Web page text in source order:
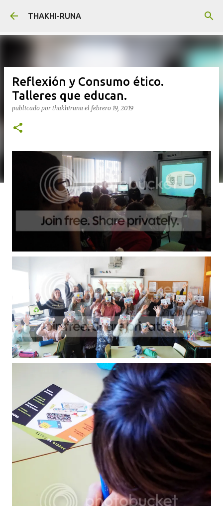
Ir al contenido principal
THAKHI-RUNA
Reflexión y Consumo ético.
Talleres que educan.
publicado por thakhiruna el febrero 19, 2019